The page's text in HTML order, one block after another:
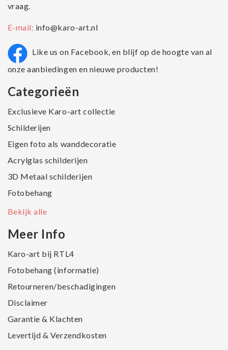
vraag.
E-mail: info@karo-art.nl
Like us on Facebook, en blijf op de hoogte van al
onze aanbiedingen en nieuwe producten!
Categorieën
Exclusieve Karo-art collectie
Schilderijen
Eigen foto als wanddecoratie
Acrylglas schilderijen
3D Metaal schilderijen
Fotobehang
Bekijk alle
Meer Info
Karo-art bij RTL4
Fotobehang (informatie)
Retourneren/beschadigingen
Disclaimer
Garantie & Klachten
Levertijd & Verzendkosten